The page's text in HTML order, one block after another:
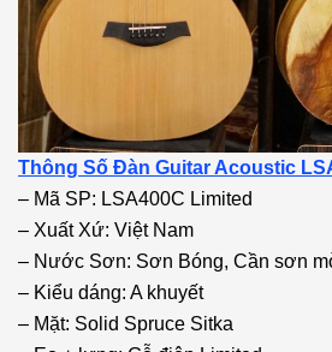
Thông Số Đàn Guitar Acoustic
– Mã SP: LSA400C Limited
– Xuất Xứ: Việt Nam
– Nước Sơn: Sơn Bóng, Cần sơn
– Kiểu dáng: A khuyết
– Mặt: Solid Spruce Sitka